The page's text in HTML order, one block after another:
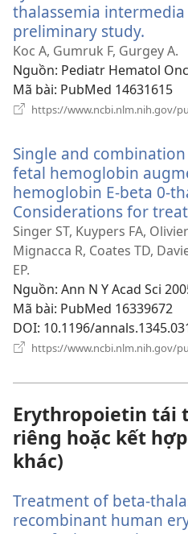
thalassemia
preliminary study.
cửa
sổ
mới)
Koc A, Gumruk F, Gurgey A.
Nguồn‎: Pediatr Hematol
Mã bài‎: PubMed 14631615
https://www.ncbi.nlm.nih.gov/
Single and
fetal hemoglobin
hemoglobin E-beta 0-
Considerations for
Singer ST, Kuypers FA,
Mignacca R, Coates TD,
EP.
Nguồn‎: Ann N Y Acad Sci
Mã bài‎: PubMed 16339672
DOI‎: 10.1196/
https://www.ncbi.nlm.nih.gov/
Erythropoietin tái
riêng hoặc kết
khác)
Treatment of beta-
recombinant human